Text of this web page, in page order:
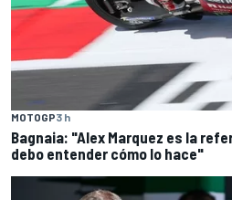
MOTOGP3 h
Bagnaia: "Alex Marquez es la
debo entender cómo lo hace"